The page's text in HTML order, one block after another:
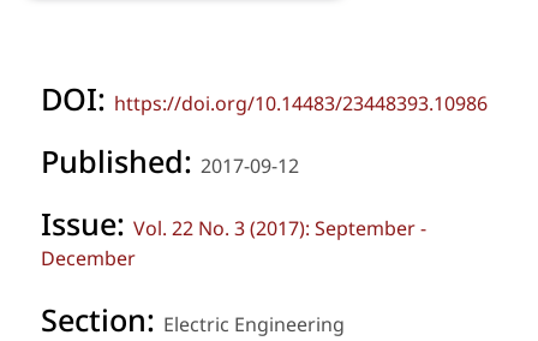
DOI: https://doi.org/10.14483/23448393.10986
Published: 2017-09-12
Issue: Vol. 22 No. 3 (2017): September -
December
Section: Electric Engineering